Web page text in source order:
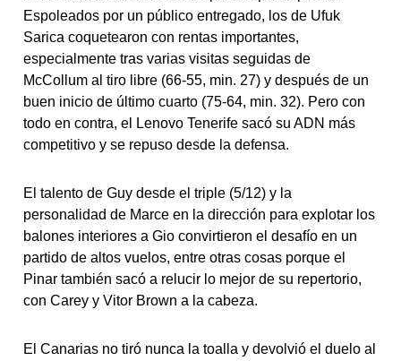
Espoleados por un público entregado, los de Ufuk
Sarica coquetearon con rentas importantes,
especialmente tras varias visitas seguidas de
McCollum al tiro libre (66-55, min. 27) y después de un
buen inicio de último cuarto (75-64, min. 32). Pero con
todo en contra, el Lenovo Tenerife sacó su ADN más
competitivo y se repuso desde la defensa.
El talento de Guy desde el triple (5/12) y la
personalidad de Marce en la dirección para explotar los
balones interiores a Gio convirtieron el desafío en un
partido de altos vuelos, entre otras cosas porque el
Pinar también sacó a relucir lo mejor de su repertorio,
con Carey y Vitor Brown a la cabeza.
El Canarias no tiró nunca la toalla y devolvió el duelo al